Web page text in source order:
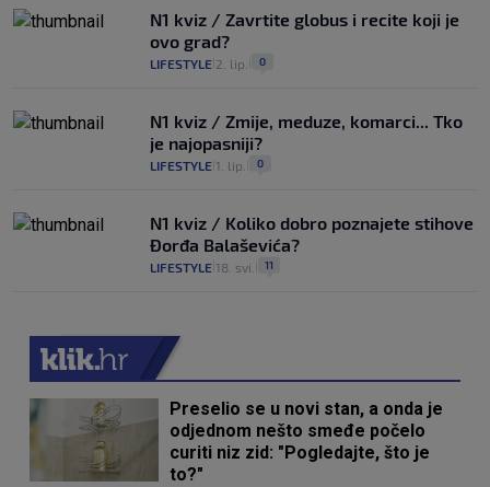
N1 kviz / Zavrtite globus i recite koji je
ovo grad?
LIFESTYLE 2. lip. 0
N1 kviz / Zmije, meduze, komarci... Tko
je najopasniji?
LIFESTYLE 1. lip. 0
N1 kviz / Koliko dobro poznajete stihove
Đorđa Balaševića?
LIFESTYLE 18. svi. 11
Preselio se u novi stan, a onda je
odjednom nešto smeđe počelo
curiti niz zid: "Pogledajte, što je
to?"